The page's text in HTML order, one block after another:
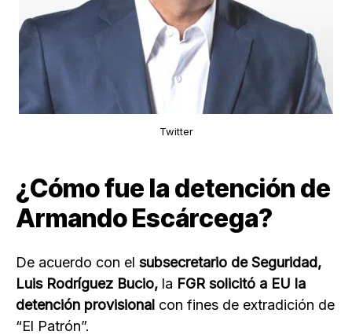
Twitter
¿Cómo fue la detención de
Armando Escárcega?
De acuerdo con el subsecretario de Seguridad,
Luis Rodríguez Bucio, la FGR solicitó a EU la
detención provisional con fines de extradición de
“El Patrón”.